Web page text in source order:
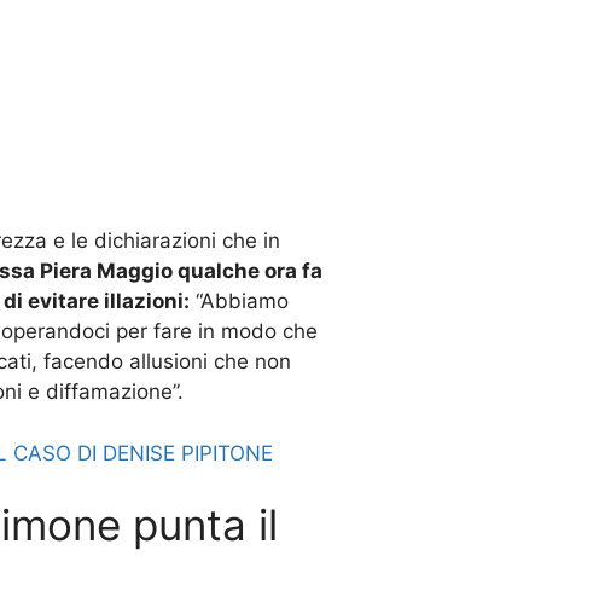
e le dichiarazioni che in
Piera Maggio qualche ora fa
evitare illazioni: “Abbiamo
per fare in modo che
facendo allusioni che non
e diffamazione”.
DI DENISE PIPITONE
punta il